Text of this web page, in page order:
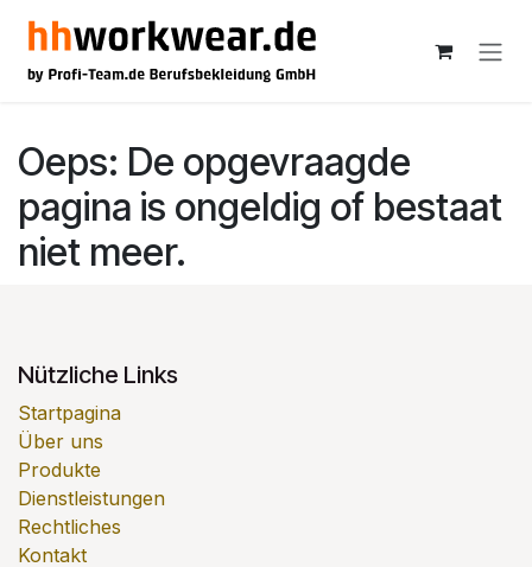
Oeps: De opgevraagde
pagina is ongeldig of bestaat
niet meer.
Nützliche Links
Startpagina
Über uns
Produkte
Dienstleistungen
Rechtliches
Kontakt